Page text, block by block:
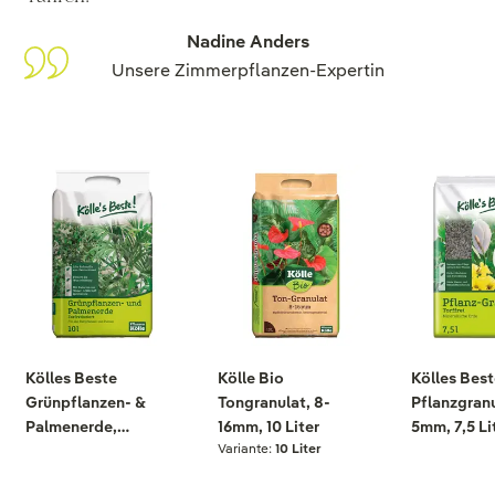
Nadine Anders
Unsere Zimmerpflanzen-Expertin
Kölles Beste
Grünpflanzen- &
Palmenerde,
Kölle Bio
Tongranulat, 8-
16mm, 10 Liter
Variante:10 Liter
Kölles
5mm, 7,5